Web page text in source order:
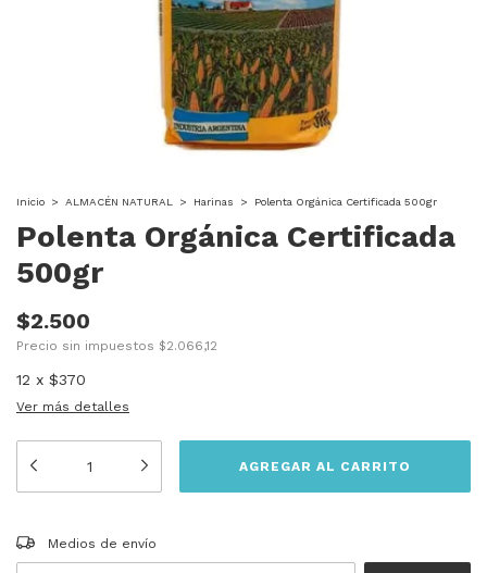
Inicio > ALMACÉN NATURAL > Harinas > Polenta Orgánica Certificada 500gr
Polenta Orgánica Certificada
500gr
$2.500
Precio sin impuestos $2.066,12
12 x $370
Ver más detalles
Entregas para el CP:
Medios de envío